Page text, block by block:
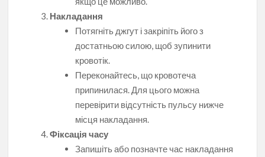
Накладання
Потягніть джгут і закріпіть його з
достатньою силою, щоб зупинити
кровотік.
Переконайтесь, що кровотеча
припинилася. Для цього можна
перевірити відсутність пульсу нижче
місця накладання.
Фіксація часу
Запишіть або позначте час накладання